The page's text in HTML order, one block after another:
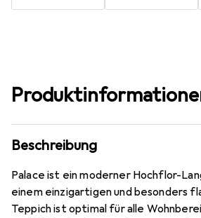
Beschreibung
Palace ist ein moderner Hochflor-
einem einzigartigen und besonders
Teppich ist optimal für alle